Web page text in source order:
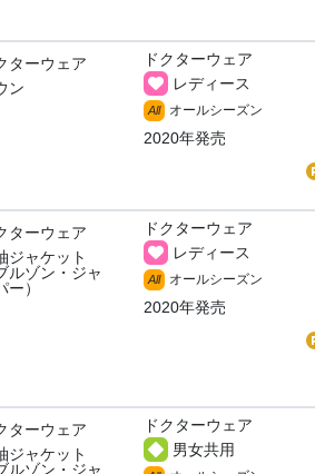
ターウェア
ン
ドクターウェア
レディース
All オールシーズン
2020年発売
ターウェア
ジャケット
ルゾン・ジャ
ー）
ドクターウェア
レディース
All オールシーズン
2020年発売
ターウェア
ジャケット
ルゾン・ジャ
ドクターウェア
男女共用